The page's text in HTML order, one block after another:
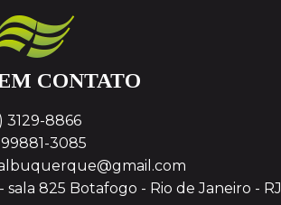
CONTATO
3129-8866
99881-3085
sala 825 Botafogo - Rio de Janeiro - RJ